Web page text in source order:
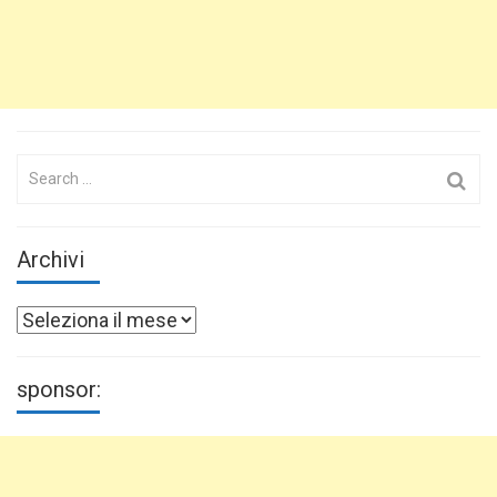
Search
Archivi
Archivi
sponsor: